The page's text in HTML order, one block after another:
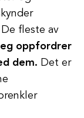
fleste av
oppfordrer
dem. Det er